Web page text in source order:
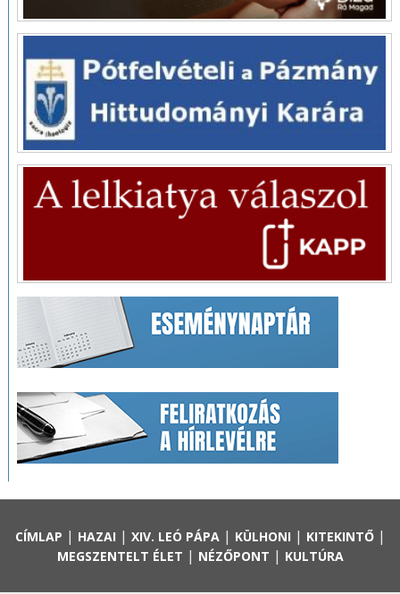
CÍMLAP | HAZAI | XIV. LEÓ PÁPA| KÜLHONI | KITEKINTŐ|
MEGSZENTELT ÉLET | NÉZŐPONT | KULTÚRA